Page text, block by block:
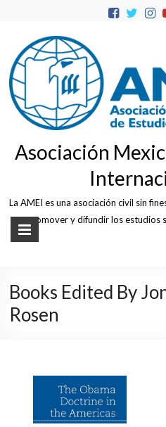
Asociación
La AMEI es una asociación civil sin
promover y difundir los estudios
Books Edited By
Rosen